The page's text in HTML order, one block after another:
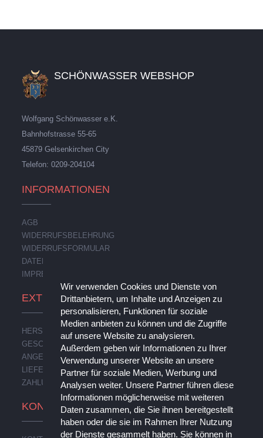
Wir verwenden Cookies und Dienste von
Drittanbietern, um Inhalte und Anzeigen zu
personalisieren, Funktionen für soziale
Medien anbieten zu können und die Zugriffe
auf unsere Website zu analysieren.
Außerdem geben wir Informationen zu Ihrer
Verwendung unserer Website an unsere
Partner für soziale Medien, Werbung und
Analysen weiter. Unsere Partner führen diese
Informationen möglicherweise mit weiteren
Daten zusammen, die Sie ihnen bereitgestellt
haben oder die sie im Rahmen Ihrer Nutzung
der Dienste gesammelt haben. Sie können in
SCHÖNWASSER WEBSHOP
Wolfgang Schönwasser e.K.
Bahnhofstrasse 55-65
45879 Gelsenkirchen City
Telefon: 0209-204104
INFORMATIONEN
AGB
WIDERRUFSBELEHRUNG
WIDERRUFSFORMULAR
DATENSCHUTZERKLÄRUNG
IMPRESSUM
EXTRAS
HERSTELLER
GESCHENKGUTSCHEINE
ANGEBOTE
LIEFERUNG
ZAHLUNG
KONTO